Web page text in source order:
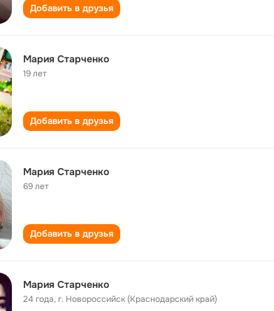
Добавить в друзья
Мария Старченко
19 лет
Добавить в друзья
Мария Старченко
69 лет
Добавить в друзья
Мария Старченко
24 года,г. Новороссийск (Краснодарский край)